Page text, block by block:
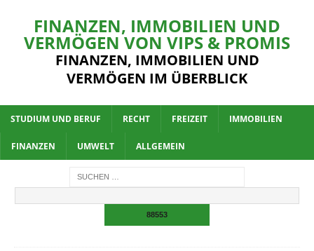
FINANZEN, IMMOBILIEN UND
VERMÖGEN VON VIPS & PROMIS
FINANZEN, IMMOBILIEN UND
VERMÖGEN IM ÜBERBLICK
STUDIUM UND BERUF RECHT FREIZEIT IMMOBILIEN
FINANZEN UMWELT ALLGEMEIN